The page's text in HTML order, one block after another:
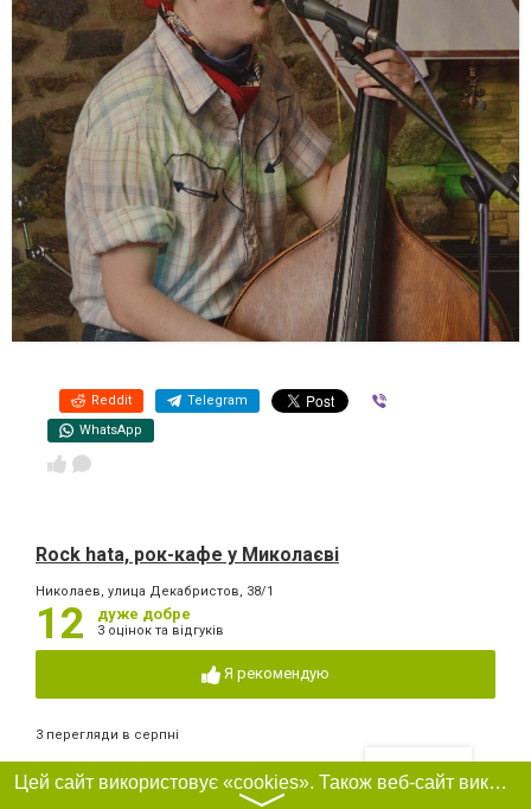
Reddit Telegram
WhatsApp
Rock hata, рок-кафе у Миколаєві
Николаев, улица Декабристов, 38/1
12 дуже добре
3 оцінок та відгуків
Я рекомендую
3 перегляди в серпні
Фільтри
Цей сайт використовує «cookies». Також веб-сайт використовує інтернет-сервіс для збору технічних даних стосовно відвідувачів з метою отримання маркетингової та статистичної інформації. Умови обробки даних відвідувачів сайту див.
〉